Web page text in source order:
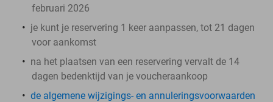
februari 2026
je kunt je reservering 1 keer aanpassen, tot 21 dagen
voor aankomst
na het plaatsen van een reservering vervalt de 14
dagen bedenktijd van je voucheraankoop
de algemene wijzigings- en annuleringsvoorwaarden